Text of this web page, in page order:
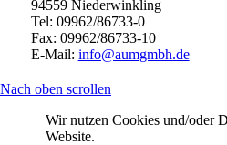
94559 Niederwinkling
Tel: 09962/86733-0
Fax: 09962/86733-10
E-Mail: info@aumgmbh.de
Nach oben scrollen
Wir nutzen Cookies und/oder
Website.